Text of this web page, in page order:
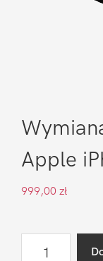
Apple
999,00 zł